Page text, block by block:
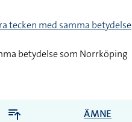
tecken med samma betydelse
betydelse som Norrköping
ÄMNE